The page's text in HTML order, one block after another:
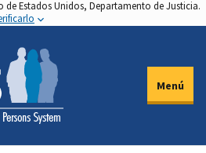
Estados Unidos, Departamento de Justicia.
Menú